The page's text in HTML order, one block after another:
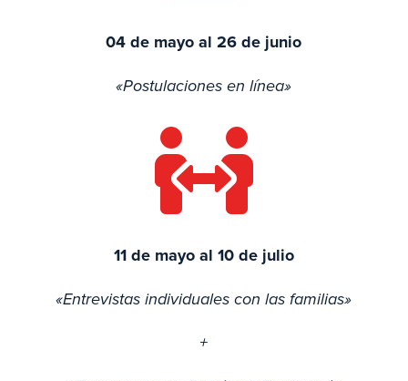
04 de mayoal 26 de junio
«Postulaciones en línea»

11 de mayo al 10 de julio
«Entrevistas individuales con las familias»
+